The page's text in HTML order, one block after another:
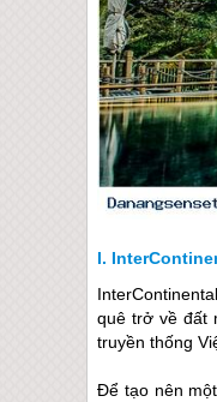
quê trở về đất
truyền thống
Để tạo nên